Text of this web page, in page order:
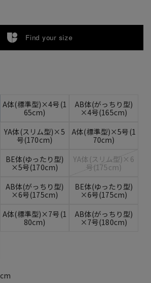
Find your size
A体(標準型)×4号(1
65cm)
AB体(がっちり型)
×4号(165cm)
YA体(スリム型)×5
号(170cm)
A体(標準型)×5号(1
70cm)
BE体(ゆったり型)
×5号(170cm)
YA体(スリム型)×6
号(175cm)
AB体(がっちり型)
×6号(175cm)
BE体(ゆったり型)
×6号(175cm)
A体(標準型)×7号(1
80cm)
AB体(がっちり型)
×7号(180cm)
cm